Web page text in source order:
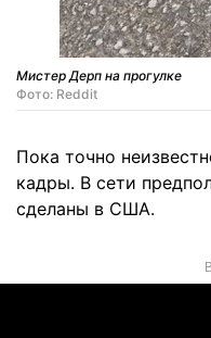
Мистер Дерп на прогулке
Фото: Reddit
Пока точно
кадры. В сети
сделаны в США.